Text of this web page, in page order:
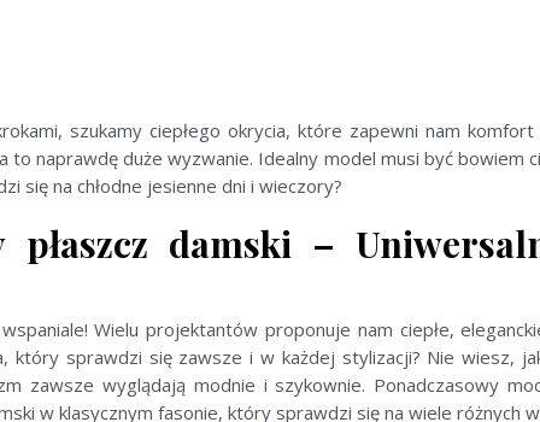
szukamy ciepłego okrycia, które zapewni nam
naprawdę duże wyzwanie. Idealny model musi być bowiem
się na chłodne jesienne dni i wieczory?
płaszcz damski –
Wielu projektantów proponuje nam ciepłe,
który sprawdzi się zawsze i w każdej stylizacji? Nie wiesz,
zawsze wyglądają modnie i szykownie. Ponadczasowy
w klasycznym fasonie, który sprawdzi się na wiele różnych